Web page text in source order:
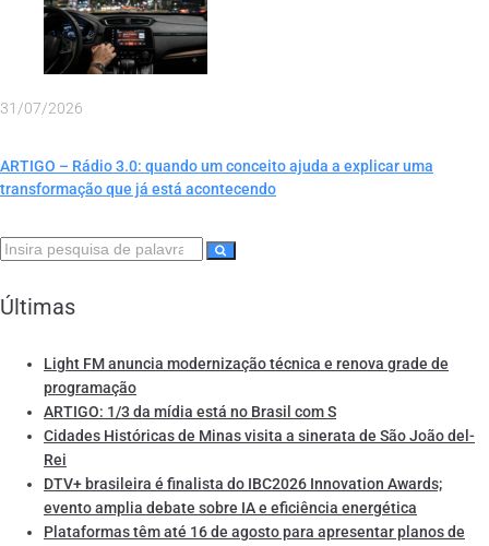
31/07/2026
ARTIGO – Rádio 3.0: quando um conceito ajuda a explicar uma
transformação que já está acontecendo
Últimas
Light FM anuncia modernização técnica e renova grade de
programação
ARTIGO: 1/3 da mídia está no Brasil com S
Cidades Históricas de Minas visita a sinerata de São João del-
Rei
DTV+ brasileira é finalista do IBC2026 Innovation Awards;
evento amplia debate sobre IA e eficiência energética
Plataformas têm até 16 de agosto para apresentar planos de